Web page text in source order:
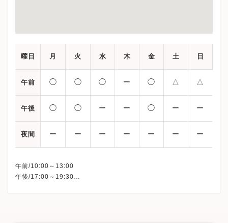
曜日 月 火 水 木 金 土 日
午前 ◯ ◯ ◯ ー ◯ △ △
午後 ◯ ◯ ー ー ◯ ー ー
夜間 ー ー ー ー ー ー ー
午前/10:00～13:00
午後/17:00～19:30